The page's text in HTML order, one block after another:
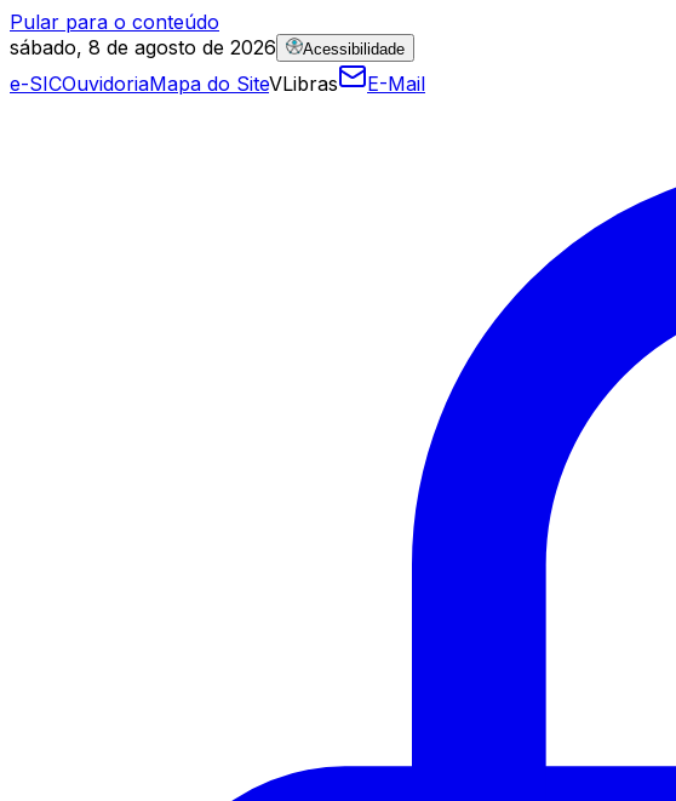
Pular para o conteúdo
sábado, 8 de agosto de 2026
Acessibilidade
e-SICOuvidoriaMapa do SiteVLibras E-Mail